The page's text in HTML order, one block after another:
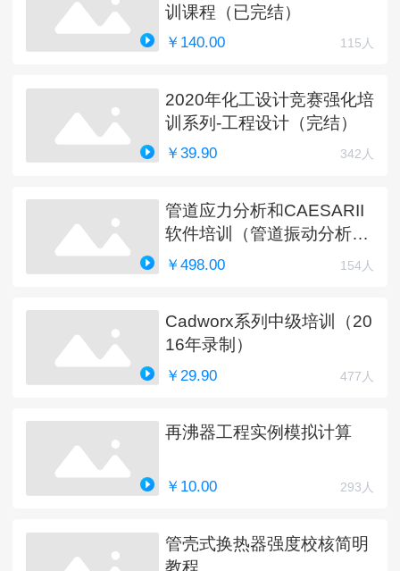
训课程（已完结）
￥140.00 115人
2020年化工设计竞赛强化培
训系列-工程设计（完结）
￥39.90 342人
管道应力分析和CAESARII
软件培训（管道振动分析更
新中）
￥498.00 154人
Cadworx系列中级培训（20
16年录制）
￥29.90 477人
再沸器工程实例模拟计算
￥10.00 293人
管壳式换热器强度校核简明
教程